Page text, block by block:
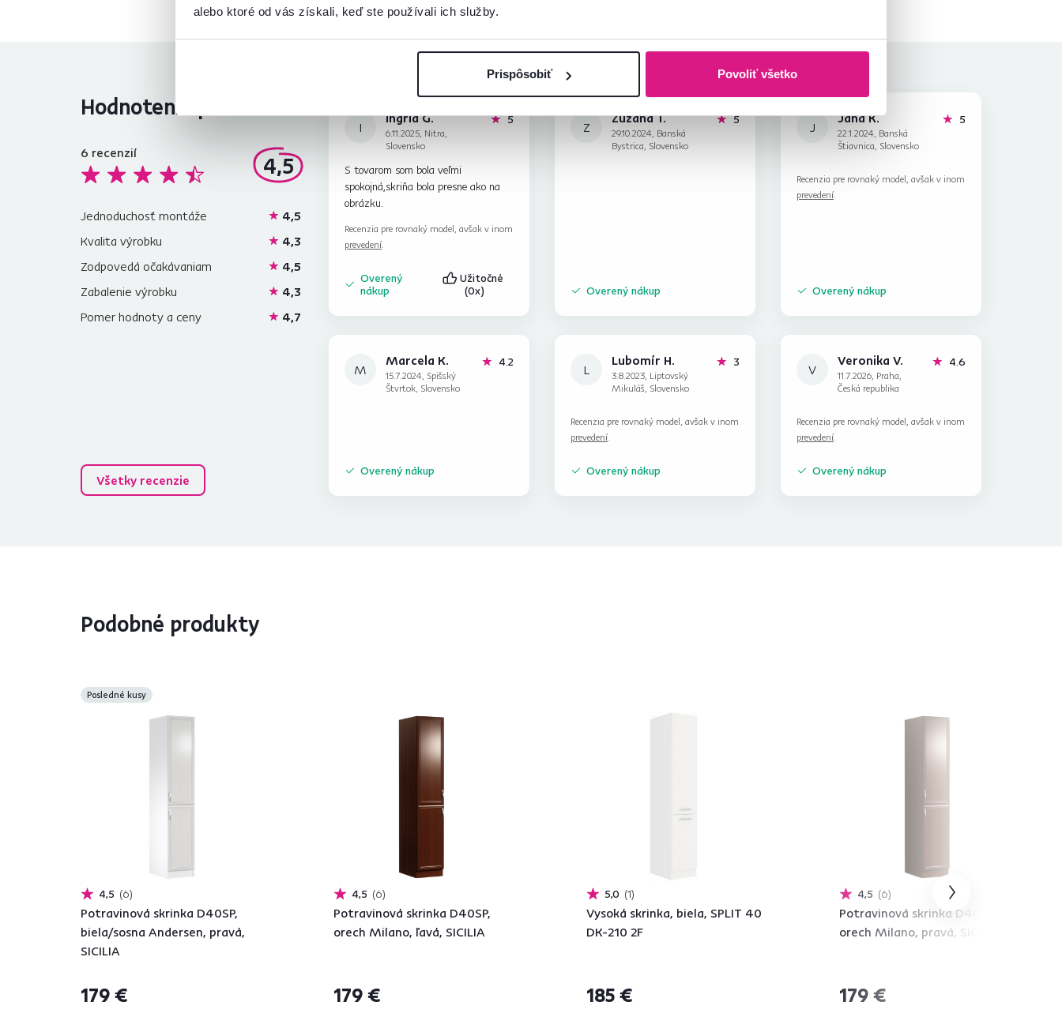
alebo ktoré od vás získali, keď ste používali ich služby.
Prispôsobiť Povoliť všetko
Hodnotenia produktu
4,5
6 recenzií
Jednoduchosť montáže
4,5
Kvalita výrobku
4,3
Zodpovedá očakávaniam
4,5
Zabalenie výrobku
4,3
Pomer hodnoty a ceny
4,7
Všetky recenzie
I
Ingrid G.
6.11.2025, Nitra,
Slovensko
5hviezdičiek
S tovarom som bola veľmi
spokojná,skriňa bola presne ako na
obrázku.
Recenzia pre rovnaký model, avšak v inom
prevedení
Overený
nákup
Užitočné
(0x)
Z
Zuzana T.
29.10.2024, Banská
Bystrica, Slovensko
5hviezdičiek
Overený nákup
J
Jana K.
22.1.2024, Banská
Štiavnica, Slovensko
5hviezdičiek
Recenzia pre rovnaký model, avšak v inom
prevedení
Overený nákup
M
Marcela K.
15.7.2024, Spišský
Štvrtok, Slovensko
4.2
Overený nákup
L
Lubomír H.
3.8.2023, Liptovský
Mikuláš, Slovensko
3hviezdičky
Recenzia pre rovnaký model, avšak v inom
prevedení
Overený nákup
V
Veronika V.
11.7.2026, Praha,
Česká republika
4.6
Recenzia pre rovnaký model, avšak v inom
prevedení
Overený nákup
Podobné produkty
Posledné kusy
4,5 6
Potravinová skrinka D40SP,
biela/sosna Andersen, pravá,
SICILIA
179 €
4,5 6
Potravinová skrinka D40SP,
orech Milano, ľavá, SICILIA
179 €
5,0 1
Vysoká skrinka, biela, SPLIT 40
DK-210 2F
185 €
4,5 6
Potravinová skrinka D40SP,
orech Milano, pravá, SICILIA
179 €